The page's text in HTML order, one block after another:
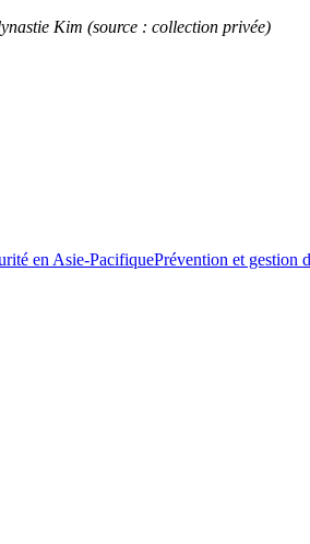
Kim (source : collection privée)
en Asie-PacifiquePrévention et gestion